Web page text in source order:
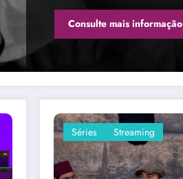
Consulte mais informação
Séries Streaming